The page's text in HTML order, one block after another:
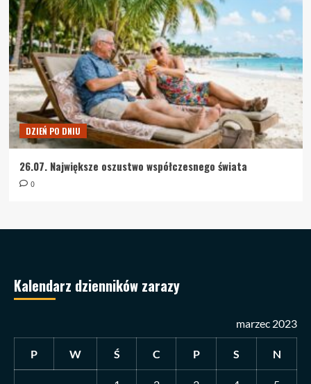
DZIEŃ PO DNIU
26.07. Największe oszustwo współczesnego świata
0
Kalendarz dzienników zarazy
marzec 2023
P W Ś C P S N